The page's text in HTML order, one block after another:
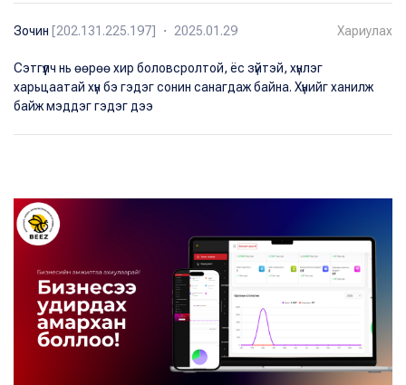
Зочин [202.131.225.197] ・ 2025.01.29 Хариулах
Сэтгүүлч нь өөрөө хир боловсролтой, ёс зүйтэй, хүнлэг
харьцаатай хүн бэ гэдэг сонин санагдаж байна. Хүнийг ханилж
байж мэддэг гэдэг дээ